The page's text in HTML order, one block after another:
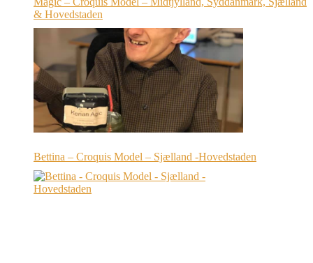
& Hovedstaden
Bettina – Croquis Model – Sjælland -Hovedstaden